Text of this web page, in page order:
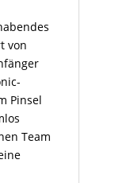
von
Pinsel
Team